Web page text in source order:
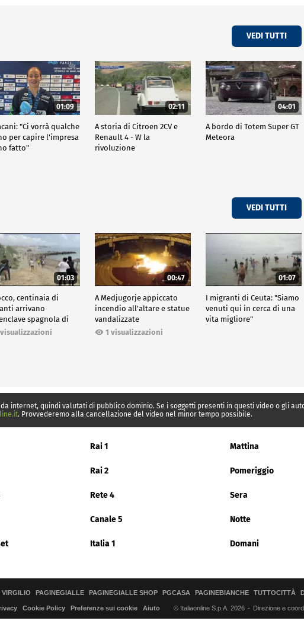
VEDI TUTTI
01:09
"Ci vorrà qualche
per capire l'impresa
fatto"
02:11
A storia di Citroen 2CV e
Renault 4 - W la
rivoluzione
04:01
A bordo di Totem Super GT
Meteora
VEDI TUTTI
01:03
centinaia di
arrivano
spagnola di
00:47
A Medjugorje appiccato
incendio all'altare e statue
vandalizzate
1 visualizzazioni
01:07
I migranti di Ceuta: "Siamo
venuti qui in cerca di una
vita migliore"
internet, quindi valutati di pubblico dominio. Se i soggetti presenti in questi video o gli
. Provvederemo alla cancellazione del video nel minor tempo possibile.
Rai 1 Mattina
Rai 2 Pomeriggio
Rete 4 Sera
Canale 5 Notte
Italia 1 Domani
VIRGILIO PAGINEGIALLE PAGINEGIALLE SHOP PGCASA PAGINEBIANCHE TUTTOCITTÀ
Cookie Policy Preferenze sui cookie Aiuto © Italiaonline S.p.A. 2026 Direzione e